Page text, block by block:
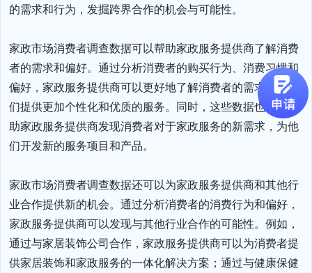
的需求和行为，发掘跨界合作的机会与可能性。
家政市场消费者调查数据可以帮助家政服务提供商了解消费
者的需求和偏好。通过分析消费者的购买行为、消费习惯和
偏好，家政服务提供商可以更好地了解消费者的需求，为他
们提供更加个性化和优质的服务。同时，这些数据也可以帮
助家政服务提供商发现消费者对于家政服务的新需求，为他
们开发新的服务项目和产品。
家政市场消费者调查数据还可以为家政服务提供商和其他行
业合作提供新的机会。通过分析消费者的消费行为和偏好，
家政服务提供商可以发现与其他行业合作的可能性。例如，
通过与家居装饰公司合作，家政服务提供商可以为消费者提
供家居装饰和家政服务的一体化解决方案；通过与健康保健